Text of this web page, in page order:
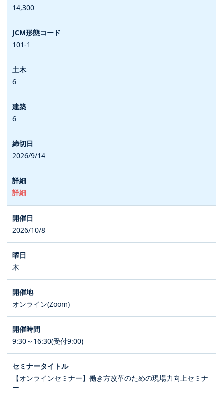
14,300
101-1
6
6
2026/9/14
詳細
2026/10/8
木
オンライン(Zoom)
9:30～16:30(受付9:00)
【オンラインセミナー】働き方改革のための現場力向上セミナ
ー